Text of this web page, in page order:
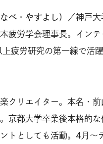
べ・やすよし）
／神戸
疲労学会理事長。イン
疲労研究の第一線で活
クリエイター。本名・
京都大学卒業後本格的
トとしても活動。4月～